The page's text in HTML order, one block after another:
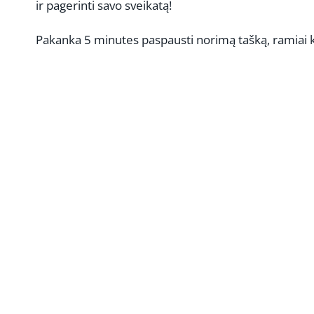
ir pagerinti savo sveikatą!
Pakanka 5 minutes paspausti norimą tašką, ramiai